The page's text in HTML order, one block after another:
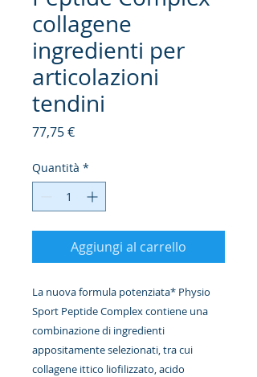
collagene
ingredienti per
articolazioni
tendini
77,75 €Prezzo
Quantità *
Aggiungi al carrello
La nuova formula potenziata* Physio
Sport Peptide Complex contiene una
combinazione di ingredienti
appositamente selezionati, tra cui
collagene ittico liofilizzato, acido